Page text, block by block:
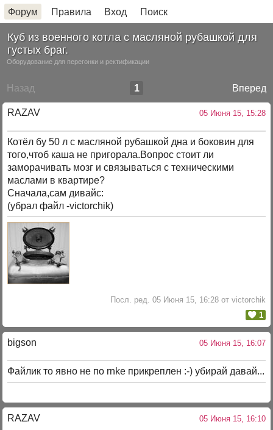
Форум Правила Вход Поиск
Куб из военного котла с масляной рубашкой для
густых браг.
Оборудование для перегонки и ректификации
Назад Вперед
1
RAZAV 05 Июня 15, 15:28
Котёл бу 50 л с масляной рубашкой дна и боковин для
того,чтоб каша не пригорала.Вопрос стоит ли
заморачивать мозг и связываться с техническими
маслами в квартире?
Сначала,сам дивайс:
(убрал файл -victorchik)
Посл. ред. 05 Июня 15, 16:28 от victorchik
1
bigson 05 Июня 15, 16:07
Файлик то явно не по rnke прикреплен :-) убирай давай...
RAZAV 05 Июня 15, 16:10